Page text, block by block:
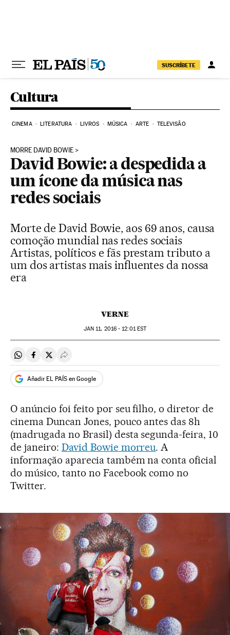
SUSCRÍBETE
Cultura
CINEMA LITERATURA LIVROS MÚSICA ARTE TELEVISÃO
MORRE DAVID BOWIE
David Bowie: a despedida a
um ícone da música nas
redes sociais
Morte de David Bowie, aos 69 anos, causa
comoção mundial nas redes sociais
Artistas, políticos e fãs prestam tributo a
um dos artistas mais influentes da nossa
era
VERNE
JAN 11, 2016 - 12:01EST
Compartir en Whatsapp
Compartir en Facebook
Compartir en Twitter
Desplegar Redes Sociales
Añadir EL PAÍS en Google
O anúncio foi feito por seu filho, o diretor de
cinema Duncan Jones, pouco antes das 8h
(madrugada no Brasil) desta segunda-feira, 10
de janeiro: David Bowie morreu. A
informação aparecia também na conta oficial
do músico, tanto no Facebook como no
Twitter.